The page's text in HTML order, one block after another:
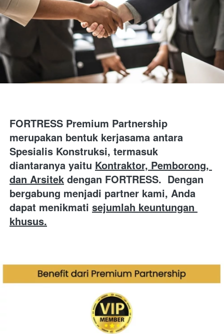
FORTRESS Premium Partnership
merupakan bentuk kerjasama antara
Spesialis Konstruksi, termasuk
diantaranya yaitu Kontraktor, Pemborong,
dan Arsitek dengan FORTRESS. Dengan
bergabung menjadi partner kami, Anda
dapat menikmati sejumlah keuntungan
khusus.